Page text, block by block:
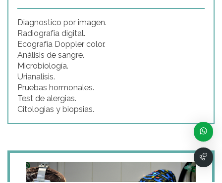
Diagnostico por imagen.
Radiografía digital.
Ecografía Doppler color.
Análisis de sangre.
Microbiología.
Urianalisis.
Pruebas hormonales.
Test de alergias.
Citologias y biopsias.